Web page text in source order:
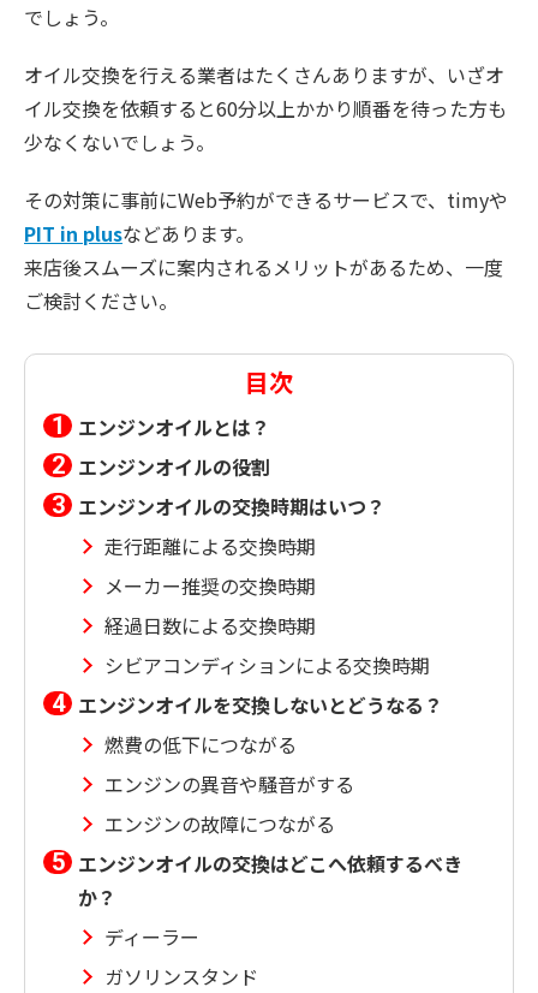
でしょう。
オイル交換を行える業者はたくさんありますが、いざオ
イル交換を依頼すると60分以上かかり順番を待った方も
少なくないでしょう。
その対策に事前にWeb予約ができるサービスで、timyや
PIT in plusなどあります。
来店後スムーズに案内されるメリットがあるため、一度
ご検討ください。
目次
エンジンオイルとは？
エンジンオイルの役割
エンジンオイルの交換時期はいつ？
走行距離による交換時期
メーカー推奨の交換時期
経過日数による交換時期
シビアコンディションによる交換時期
エンジンオイルを交換しないとどうなる？
燃費の低下につながる
エンジンの異音や騒音がする
エンジンの故障につながる
エンジンオイルの交換はどこへ依頼するべき
か？
ディーラー
ガソリンスタンド